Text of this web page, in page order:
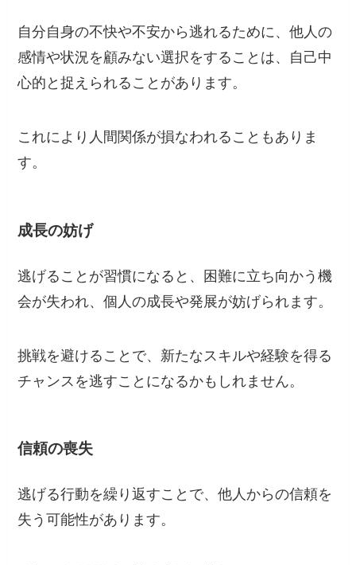
自分自身の不快や不安から逃れるために、他人の
感情や状況を顧みない選択をすることは、自己中
心的と捉えられることがあります。
これにより人間関係が損なわれることもありま
す。
成長の妨げ
逃げることが習慣になると、困難に立ち向かう機
会が失われ、個人の成長や発展が妨げられます。
挑戦を避けることで、新たなスキルや経験を得る
チャンスを逃すことになるかもしれません。
信頼の喪失
逃げる行動を繰り返すことで、他人からの信頼を
失う可能性があります。